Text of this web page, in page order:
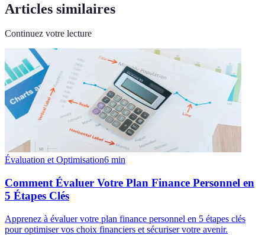
Articles similaires
Continuez votre lecture
Évaluation et Optimisation6 min
Comment Évaluer Votre Plan Finance Personnel en
5 Étapes Clés
Apprenez à évaluer votre plan finance personnel en 5 étapes clés
pour optimiser vos choix financiers et sécuriser votre avenir.